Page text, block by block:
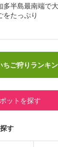
多半島最南端で
をたっぷり
ちご狩りランキ
ットを探す
す